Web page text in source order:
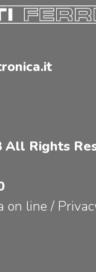
All Rights
on line /